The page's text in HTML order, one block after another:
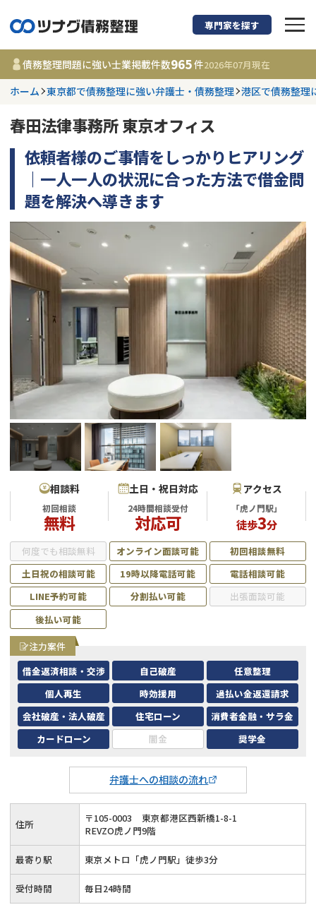
債務整理に強い弁
都道府県を選択
事務所
更新日 :2026年07月31日
借金返済相談・交渉
任意整理
時効援用
会社破産・法人破産
消費者金融・サラ金
闇金
コラム
債務整理
個人再生（民事再生）
過払金
借金問題
専門家を探す
債務整理問題に強い士業掲載件数965件2026年07月現在
ホーム 東京都で債務整理に強い弁護士・債務整理 港区で債務整理
春田法律事務所 東京オフィス
依頼者様のご事情をしっかりヒアリング
｜一人一人の状況に合った方法で借金問
題を解決へ導きます
相談料
初回相談
無料
土日・祝日対応
24時間相談受付
対応可
アクセス
「虎ノ門駅」
徒歩3分
何度でも相談無料 オンライン面談可能
初回相談無料
土日祝の相談可能
19時以降電話可能
電話相談可能
LINE予約可能
分割払い可能
出張面談可能
後払い可能
弁護士への相談の流れ
注力案件
借金返済相談・交渉
自己破産
任意整理
個人再生
時効援用
過払い金返還請求
会社破産・法人破産
住宅ローン
消費者金融・サラ金
カードローン
闇金 奨学金
住所 〒105-0003
東京都港区西新橋1-8-1
REVZO虎ノ門9階
最寄り駅 東京メトロ「虎ノ門駅」徒歩3分
受付時間 毎日24時間